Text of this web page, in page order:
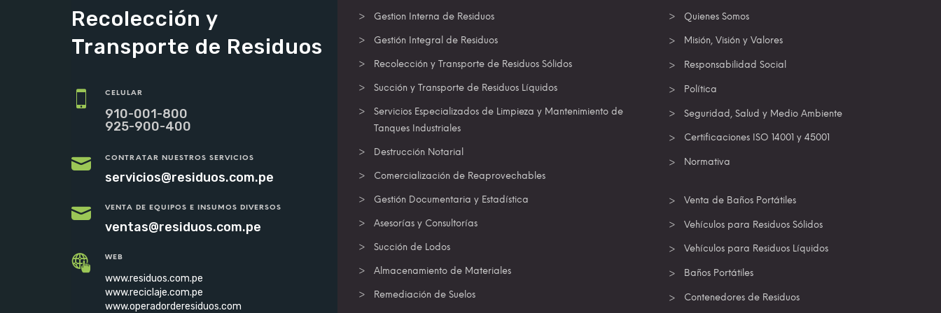
Recolección y
Transporte de Residuos
CELULAR
910-001-800
925-900-400
CONTRATAR NUESTROS SERVICIOS
servicios@residuos.com.pe
VENTA DE EQUIPOS E INSUMOS DIVERSOS
ventas@residuos.com.pe
WEB
www.residuos.com.pe
www.reciclaje.com.pe
www.operadorderesiduos.com
Gestion Interna de Residuos
Gestión Integral de Residuos
Recolección y Transporte de Residuos Sólidos
Succión y Transporte de Residuos Líquidos
Servicios Especializados de Limpieza y Mantenimiento de
Tanques Industriales
Destrucción Notarial
Comercialización de Reaprovechables
Gestión Documentaria y Estadística
Asesorías y Consultorías
Succión de Lodos
Almacenamiento de Materiales
Remediación de Suelos
Quienes Somos
Misión, Visión y Valores
Responsabilidad Social
Política
Seguridad, Salud y Medio Ambiente
Certificaciones ISO 14001 y 45001
Normativa
Venta de Baños Portátiles
Vehículos para Residuos Sólidos
Vehículos para Residuos Líquidos
Baños Portátiles
Contenedores de Residuos